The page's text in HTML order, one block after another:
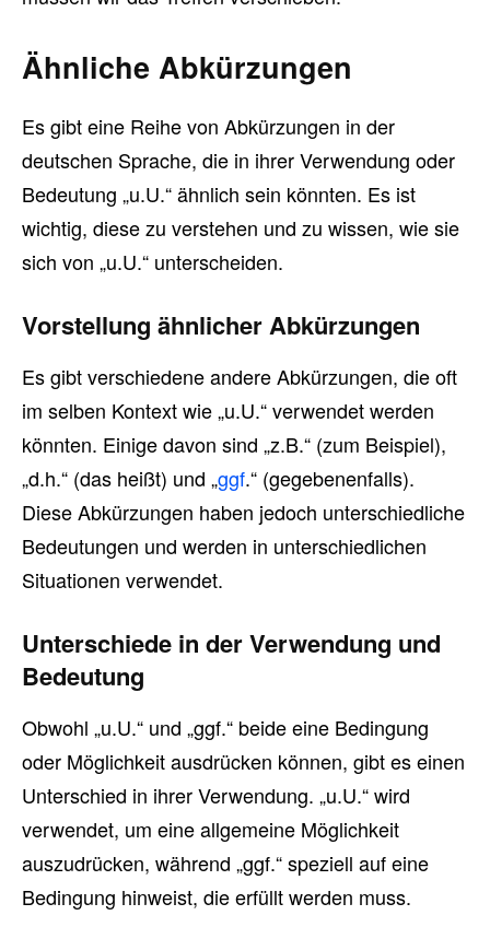
Ähnliche Abkürzungen
Es gibt eine Reihe von Abkürzungen in der
deutschen Sprache, die in ihrer Verwendung oder
Bedeutung „u.U.“ ähnlich sein könnten. Es ist
wichtig, diese zu verstehen und zu wissen, wie sie
sich von „u.U.“ unterscheiden.
Vorstellung ähnlicher Abkürzungen
Es gibt verschiedene andere Abkürzungen, die oft
im selben Kontext wie „u.U.“ verwendet werden
könnten. Einige davon sind „z.B.“ (zum Beispiel),
„d.h.“ (das heißt) und „ggf.“ (gegebenenfalls).
Diese Abkürzungen haben jedoch unterschiedliche
Bedeutungen und werden in unterschiedlichen
Situationen verwendet.
Unterschiede in der Verwendung und
Bedeutung
Obwohl „u.U.“ und „ggf.“ beide eine Bedingung
oder Möglichkeit ausdrücken können, gibt es einen
Unterschied in ihrer Verwendung. „u.U.“ wird
verwendet, um eine allgemeine Möglichkeit
auszudrücken, während „ggf.“ speziell auf eine
Bedingung hinweist, die erfüllt werden muss.